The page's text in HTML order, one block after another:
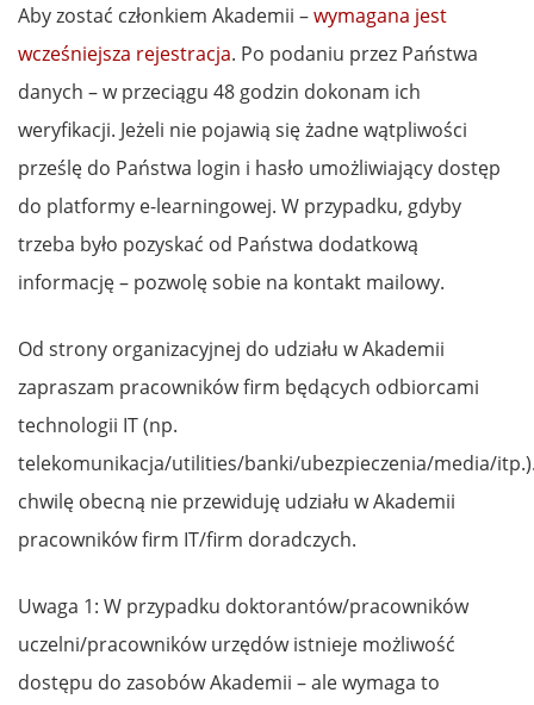
Aby zostać członkiem Akademii –wymagana jest
wcześniejsza rejestracja. Po podaniu przez Państwa
danych – w przeciągu 48 godzin dokonam ich
weryfikacji. Jeżeli nie pojawią się żadne wątpliwości
prześlę do Państwa login i hasło umożliwiający dostęp
do platformy e-learningowej. W przypadku, gdyby
trzeba było pozyskać od Państwa dodatkową
informację – pozwolę sobie na kontakt mailowy.
Od strony organizacyjnej do udziału w Akademii
zapraszam pracowników firm będących odbiorcami
technologii IT (np.
telekomunikacja/utilities/banki/ubezpieczenia/media/
chwilę obecną nie przewiduję udziału w Akademii
pracowników firm IT/firm doradczych.
Uwaga 1: W przypadku doktorantów/pracowników
uczelni/pracowników urzędów istnieje możliwość
dostępu do zasobów Akademii – ale wymaga to